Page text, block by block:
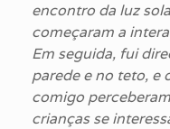
encontro da luz
começaram a
Em seguida, fui
parede e no teto, e
comigo
crianças se